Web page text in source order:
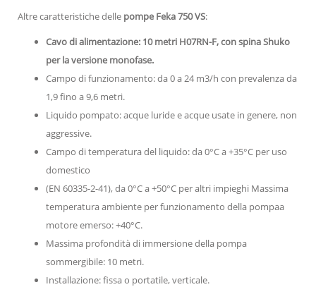
Altre caratteristiche delle pompe Feka 750 VS:
Cavo di alimentazione: 10 metri H07RN-F, con spina Shuko
per la versione monofase.
Campo di funzionamento: da 0 a 24 m3/h con prevalenza da
1,9 fino a 9,6 metri.
Liquido pompato: acque luride e acque usate in genere, non
aggressive.
Campo di temperatura del liquido: da 0°C a +35°C per uso
domestico
(EN 60335-2-41), da 0°C a +50°C per altri impieghi Massima
temperatura ambiente per funzionamento della pompaa
motore emerso: +40°C.
Massima profondità di immersione della pompa
sommergibile: 10 metri.
Installazione: fissa o portatile, verticale.